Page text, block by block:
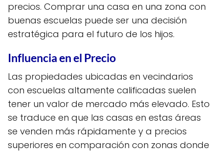
precios. Comprar una casa en una zona con
buenas escuelas puede ser una decisión
estratégica para el futuro de los hijos.
Influencia en el Precio
Las propiedades ubicadas en vecindarios
con escuelas altamente calificadas suelen
tener un valor de mercado más elevado. Esto
se traduce en que las casas en estas áreas
se venden más rápidamente y a precios
superiores en comparación con zonas donde